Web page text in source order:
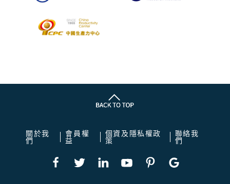
關於我
們
會員權
益
個資及隱私權政
策
聯絡我
們